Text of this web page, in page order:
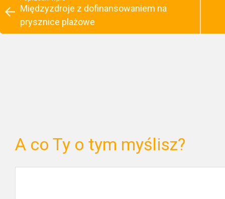
Międzyzdroje z dofinansowaniem na
prysznice plażowe
A co Ty o tym myślisz?